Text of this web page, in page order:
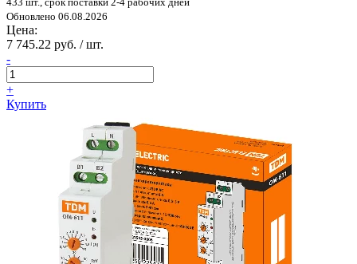
Обновлено 06.08.2026
Цена:
7 745.22 руб. / шт.
-
+
Купить